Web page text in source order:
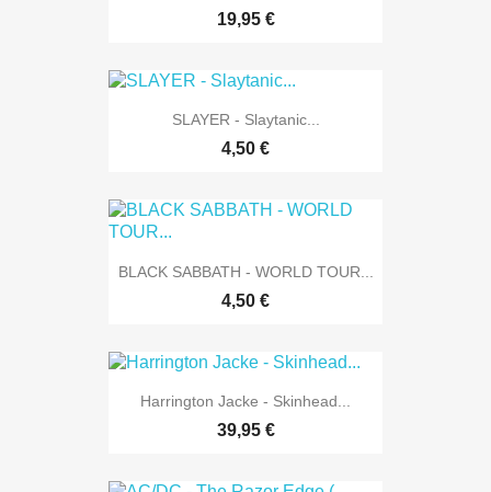
19,95 €
SLAYER - Slaytanic...
4,50 €
BLACK SABBATH - WORLD TOUR...
4,50 €
Harrington Jacke - Skinhead...
39,95 €